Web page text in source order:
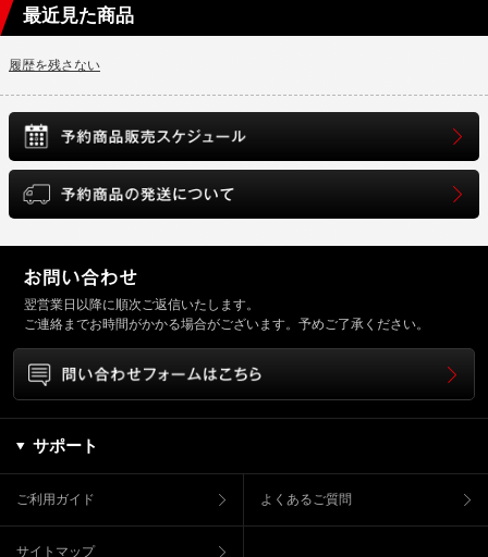
最近見た商品
履歴を残さない
翌営業日以降に順次ご返信いたします。
ご連絡までお時間がかかる場合がございます。予めご了承ください。
サポート
ご利用ガイド よくあるご質問
サイトマップ